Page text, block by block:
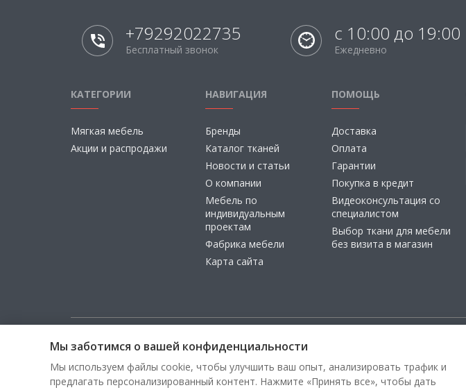
+79292022735
Бесплатный звонок
с 10:00 до 19:00
Ежедневно
КАТЕГОРИИ
Мягкая мебель
Акции и распродажи
НАВИГАЦИЯ
Бренды
Каталог тканей
Новости и статьи
О компании
Мебель по
индивидуальным
проектам
Фабрика мебели
Карта сайта
ПОМОЩЬ
Доставка
Оплата
Гарантии
Покупка в кредит
Видеоконсультация со
специалистом
Выбор ткани для мебели
без визита в магазин
Copyright © 2026, ООО «100 Диванов» — Все права защищены
Мы заботимся о вашей конфиденциальности
Мы используем файлы cookie, чтобы улучшить ваш опыт, анализировать трафик и
предлагать персонализированный контент. Нажмите «Принять все», чтобы дать